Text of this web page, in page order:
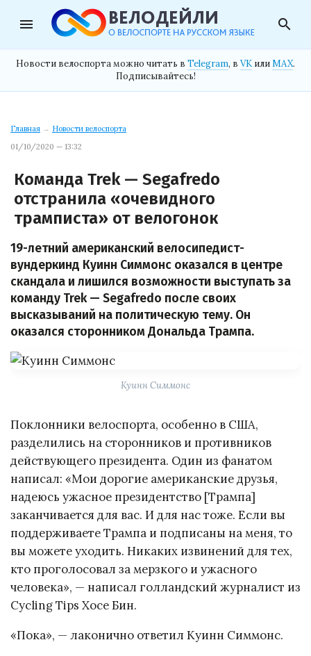
menu search
Новости велоспорта можно читать в Telegram, в VK илиMAX.
Подписывайтесь!
Главная → Новости велоспорта
01/10/2020 — 13:32
Команда Trek — Segafredo
отстранила «очевидного
трамписта» от велогонок
19-летний американский велосипедист-
вундеркинд Куинн Симмонс оказался в центре
скандала и лишился возможности выступать за
команду Trek — Segafredo после своих
высказываний на политическую тему. Он
оказался сторонником Дональда Трампа.
Куинн Симмонс
Поклонники велоспорта, особенно в США,
разделились на сторонников и противников
действующего президента. Один из фанатом
написал: «Мои дорогие американские друзья,
надеюсь ужасное президентство [Трампа]
заканчивается для вас. И для нас тоже. Если вы
поддерживаете Трампа и подписаны на меня, то
вы можете уходить. Никаких извинений для тех,
кто проголосовал за мерзкого и ужасного
человека», — написал голландский журналист из
Cycling Tips Хосе Бин.
«Пока», — лаконично ответил Куинн Симмонс.